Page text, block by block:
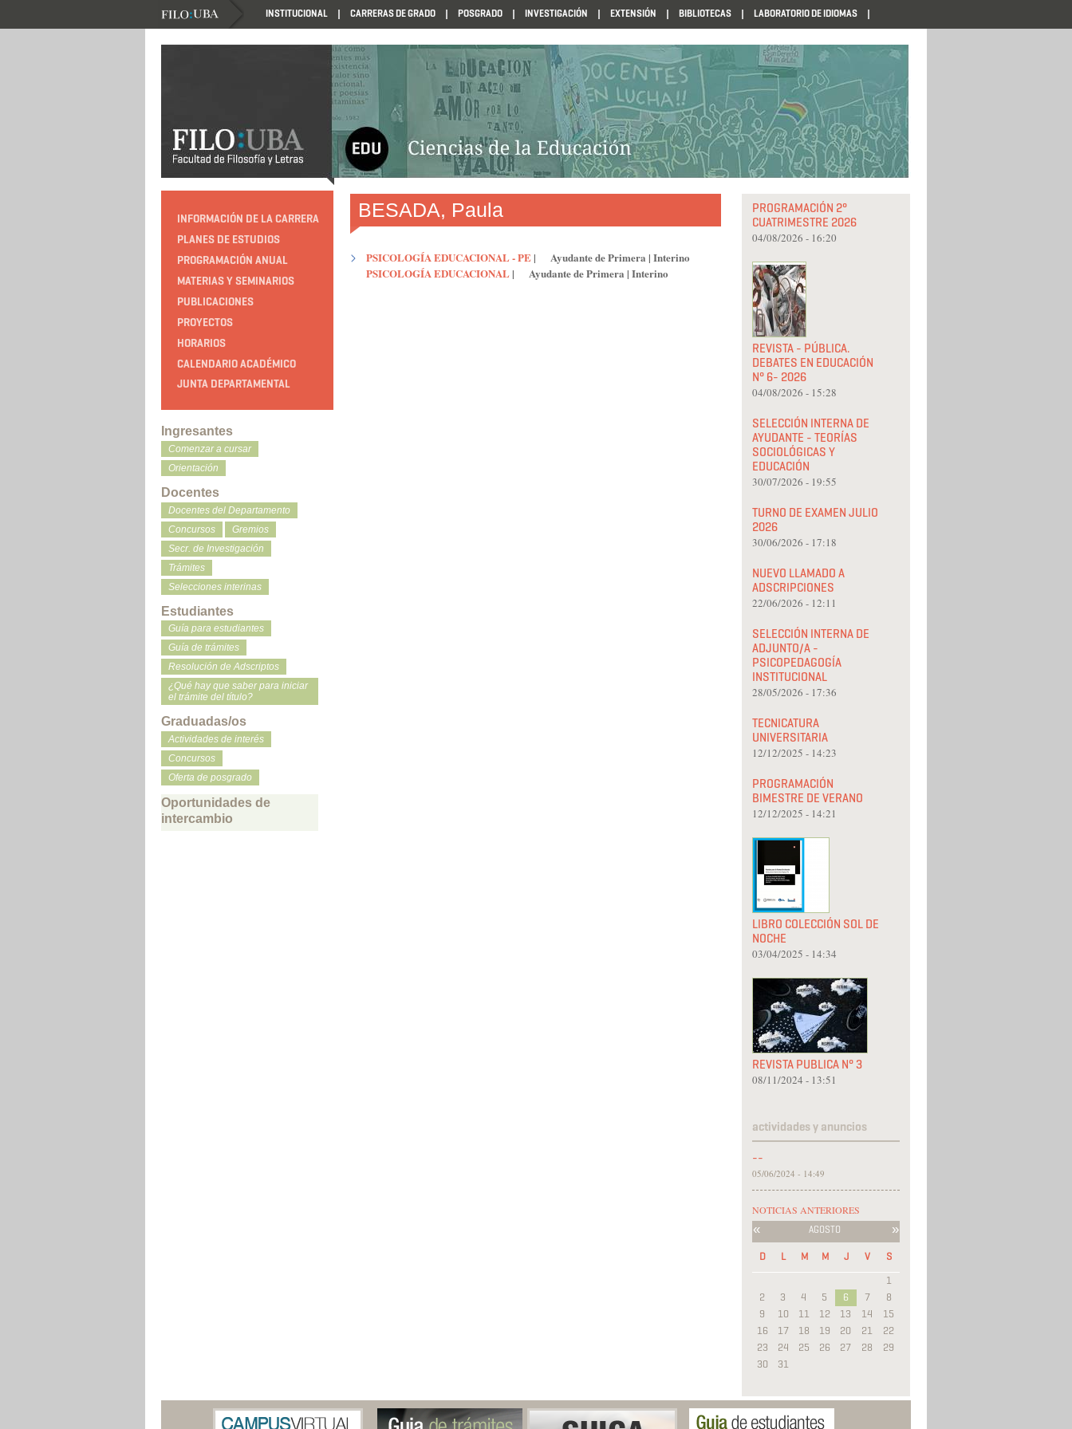
INSTITUCIONAL CARRERAS DE GRADO POSGRADO INVESTIGACIÓN EXTENSIÓN BIBLIOTECAS LABORATORIO DE IDIOMAS
HTTP://EDUCACION.FILO.UBA.AR/PROGRAMACION1985
INFORMACIÓN DE LA CARRERA
PLANES DE ESTUDIOS
PROGRAMACIÓN ANUAL
MATERIAS Y SEMINARIOS
PUBLICACIONES
PROYECTOS
HORARIOS
CALENDARIO ACADÉMICO
JUNTA DEPARTAMENTAL
Ingresantes
Comenzar a cursar
Orientación
Docentes
Docentes del Departamento
Concursos
Gremios
Secr. de Investigación
Trámites
Selecciones interinas
Estudiantes
Guía para estudiantes
Guía de trámites
Resolución de Adscriptos
¿Qué hay que saber para iniciar
el trámite del título?
Graduadas/os
Actividades de interés
Concursos
Oferta de posgrado
Oportunidades de
intercambio
PROGRAMACIÓN 2°
CUATRIMESTRE 2026
04/08/2026 - 16:20
REVISTA - PÚBLICA.
DEBATES EN EDUCACIÓN
N° 6- 2026
04/08/2026 - 15:28
SELECCIÓN INTERNA DE
AYUDANTE - TEORÍAS
SOCIOLÓGICAS Y
EDUCACIÓN
30/07/2026 - 19:55
TURNO DE EXAMEN JULIO
2026
30/06/2026 - 17:18
NUEVO LLAMADO A
ADSCRIPCIONES
22/06/2026 - 12:11
SELECCIÓN INTERNA DE
ADJUNTO/A -
PSICOPEDAGOGÍA
INSTITUCIONAL
28/05/2026 - 17:36
TECNICATURA
UNIVERSITARIA
12/12/2025 - 14:23
PROGRAMACIÓN
BIMESTRE DE VERANO
12/12/2025 - 14:21
LIBRO COLECCIÓN SOL DE
NOCHE
03/04/2025 - 14:34
REVISTA PUBLICA N° 3
08/11/2024 - 13:51
actividades y anuncios
--
05/06/2024 - 14:49
NOTICIAS ANTERIORES
« AGOSTO »
D L M M J V
S
1
2
3 4 5 6 7
8
9
10 11 12 13 14
15
16
17 18 19 20 21
22
23
24 25 26 27 28
29
30
31
BESADA, Paula
PSICOLOGÍA EDUCACIONAL - PE| Ayudante de Primera | Interino
PSICOLOGÍA EDUCACIONAL| Ayudante de Primera | Interino